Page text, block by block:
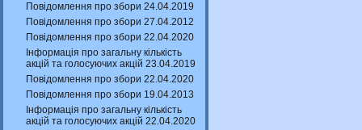
Повідомлення про збори 24.04.2019
Повідомлення про збори 27.04.2012
Повідомлення про збори 22.04.2020
Інформація про загальну кількість
акцій та голосуючих акцій 23.04.2019
Повідомлення про збори 22.04.2020
Повідомлення про збори 19.04.2013
Інформація про загальну кількість
акцій та голосуючих акцій 22.04.2020